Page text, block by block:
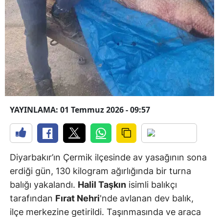
YAYINLAMA: 01 Temmuz 2026 - 09:57
Diyarbakır’ın Çermik ilçesinde av yasağının sona
erdiği gün, 130 kilogram ağırlığında bir turna
balığı yakalandı. Halil Taşkın isimli balıkçı
tarafından Fırat Nehri'nde avlanan dev balık,
ilçe merkezine getirildi. Taşınmasında ve araca